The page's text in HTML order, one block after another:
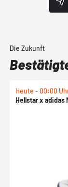
Die Zukunft
Heute - 00:00
Hellstar x adidas